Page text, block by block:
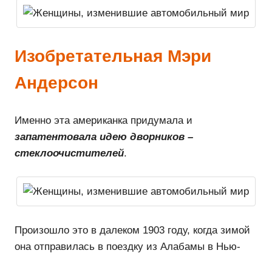
Изобретательная Мэри
Андерсон
Именно эта американка придумала и
запатентовала идею дворников –
стеклоочистителей.
Произошло это в далеком 1903 году, когда зимой
она отправилась в поездку из Алабамы в Нью-